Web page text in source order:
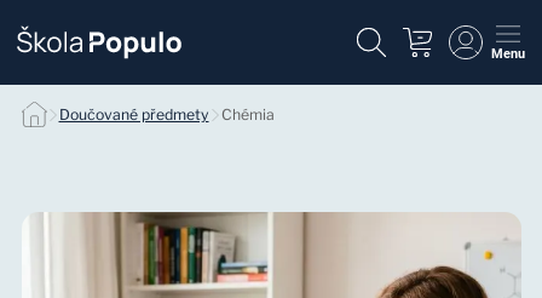
Menu
Doučované předmety
Chémia